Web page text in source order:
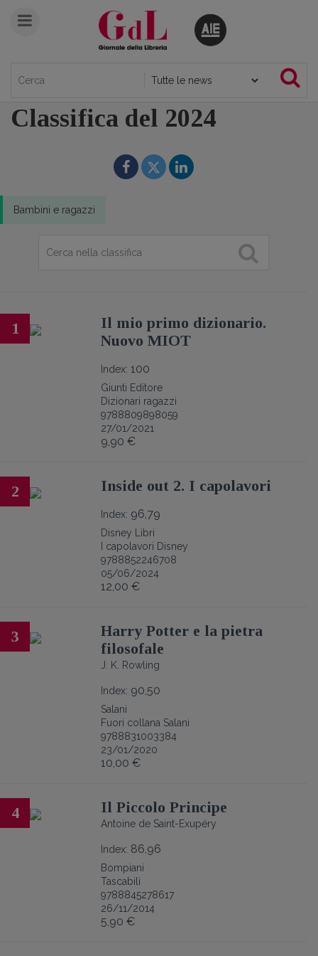
Classifica del 2024
Bambini e ragazzi
1
Il mio primo dizionario.
Nuovo MIOT
Index: 100
Giunti Editore
Dizionari ragazzi
9788809898059
27/01/2021
9,90 €
2 Inside out 2. I capolavori
Index: 96,79
Disney Libri
I capolavori Disney
9788852246708
05/06/2024
12,00 €
3
Harry Potter e la pietra
filosofale
J. K. Rowling
Index: 90,50
Salani
Fuori collana Salani
9788831003384
23/01/2020
10,00 €
4 Il Piccolo Principe
Antoine de Saint-Exupéry
Index: 86,96
Bompiani
Tascabili
9788845278617
26/11/2014
5,90 €